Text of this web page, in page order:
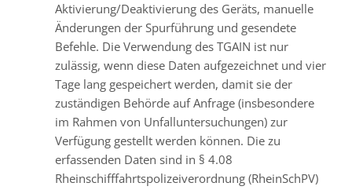
Aktivierung/Deaktivierung des Geräts, manuelle
Änderungen der Spurführung und gesendete
Befehle. Die Verwendung des TGAIN ist nur
zulässig, wenn diese Daten aufgezeichnet und vier
Tage lang gespeichert werden, damit sie der
zuständigen Behörde auf Anfrage (insbesondere
im Rahmen von Unfalluntersuchungen) zur
Verfügung gestellt werden können. Die zu
erfassenden Daten sind in § 4.08
Rheinschifffahrtspolizeiverordnung (RheinSchPV)